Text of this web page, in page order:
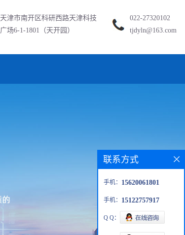
天津市南开区科研西路天津科技
广场6-1-1801（天开园）
022-27320102
tjdyln@163.com
联系方式
手机： 15620061801
手机： 15122757917
Q Q：